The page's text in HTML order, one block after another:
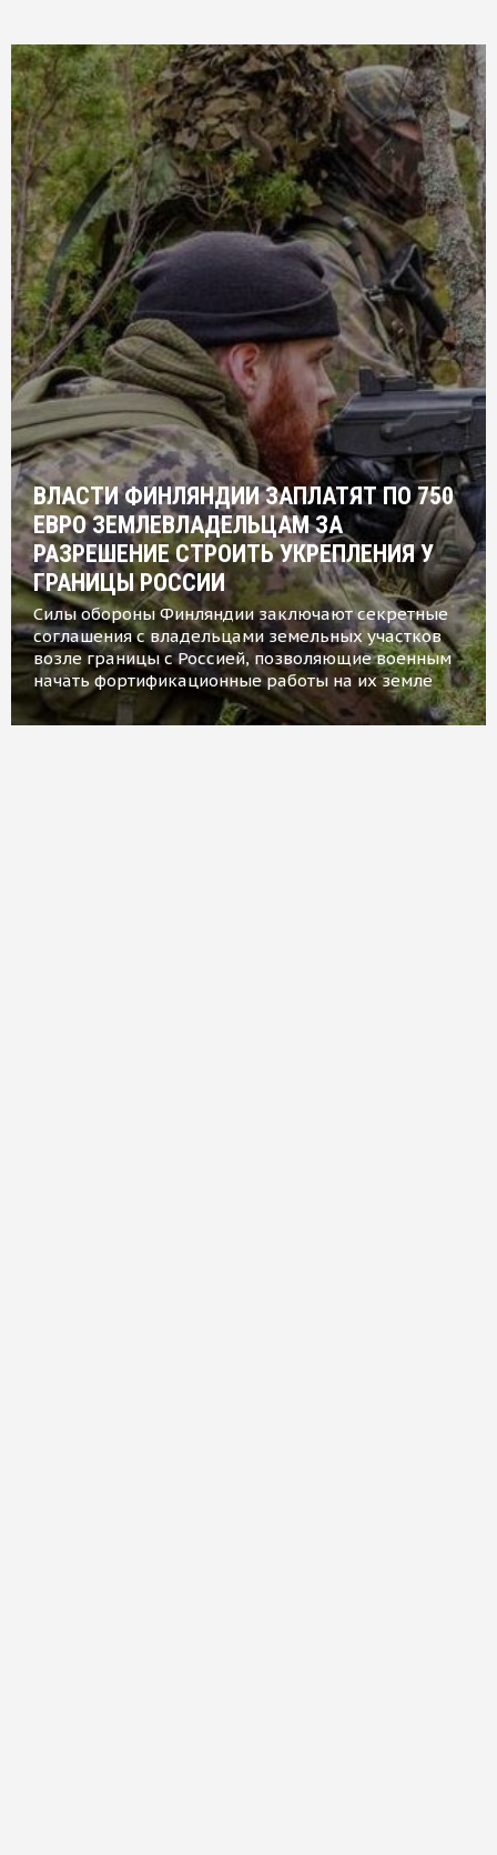
ВЛАСТИ ФИНЛЯНДИИ ЗАПЛАТЯТ ПО 750
ЕВРО ЗЕМЛЕВЛАДЕЛЬЦАМ ЗА
РАЗРЕШЕНИЕ СТРОИТЬ УКРЕПЛЕНИЯ У
ГРАНИЦЫ РОССИИ
Силы обороны Финляндии заключают секретные
соглашения с владельцами земельных участков
возле границы с Россией, позволяющие военным
начать фортификационные работы на их земле